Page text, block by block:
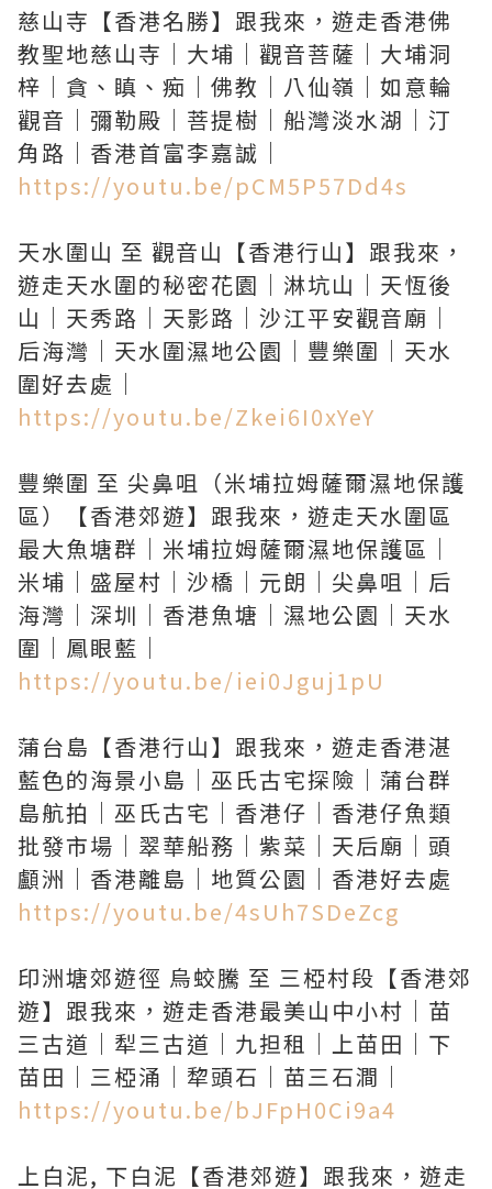
慈山寺【香港名勝】跟我來，遊走香港佛
教聖地慈山寺｜大埔｜觀音菩薩｜大埔洞
梓｜貪、瞋、痴｜佛教｜八仙嶺｜如意輪
觀音｜彌勒殿｜菩提樹｜船灣淡水湖｜汀
https://youtu.be/pCM5P57Dd4s
天水圍山 至 觀音山【香港行山】跟我來，
遊走天水圍的秘密花園｜淋坑山｜天恆後
山｜天秀路｜天影路｜沙江平安觀音廟｜
后海灣｜天水圍濕地公園｜豐樂圍｜天水
https://youtu.be/Zkei6I0xYeY
豐樂圍 至 尖鼻咀（米埔拉姆薩爾濕地保護
區）【香港郊遊】跟我來，遊走天水圍區
最大魚塘群｜米埔拉姆薩爾濕地保護區｜
米埔｜盛屋村｜沙橋｜元朗｜尖鼻咀｜后
海灣｜深圳｜香港魚塘｜濕地公園｜天水
https://youtu.be/iei0Jguj1pU
蒲台島【香港行山】跟我來，遊走香港湛
藍色的海景小島｜巫氏古宅探險｜蒲台群
島航拍｜巫氏古宅｜香港仔｜香港仔魚類
批發市場｜翠華船務｜紫菜｜天后廟｜頭
https://youtu.be/4sUh7SDeZcg
印洲塘郊遊徑 烏蛟騰 至 三椏村段【香港郊
遊】跟我來，遊走香港最美山中小村｜苗
三古道｜犁三古道｜九担租｜上苗田｜下
https://youtu.be/bJFpH0Ci9a4
上白泥, 下白泥【香港郊遊】跟我來，遊走